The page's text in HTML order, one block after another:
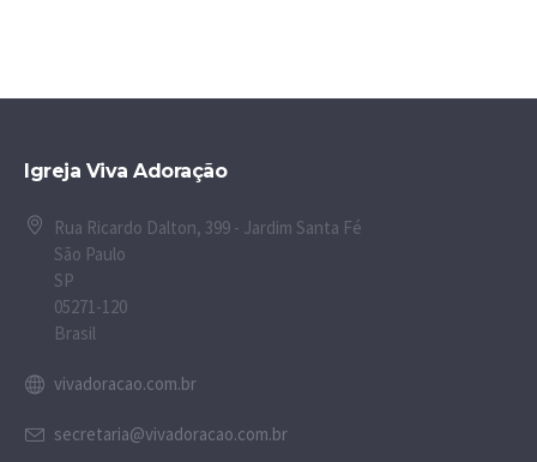
Igreja Viva Adoração
Rua Ricardo Dalton, 399 - Jardim Santa Fé
São Paulo
SP
05271-120
Brasil
vivadoracao.com.br
secretaria@vivadoracao.com.br